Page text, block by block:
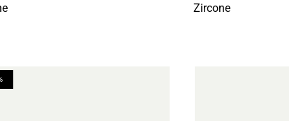
Zircone